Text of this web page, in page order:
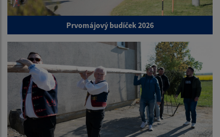
Prvomájový budíček 2026